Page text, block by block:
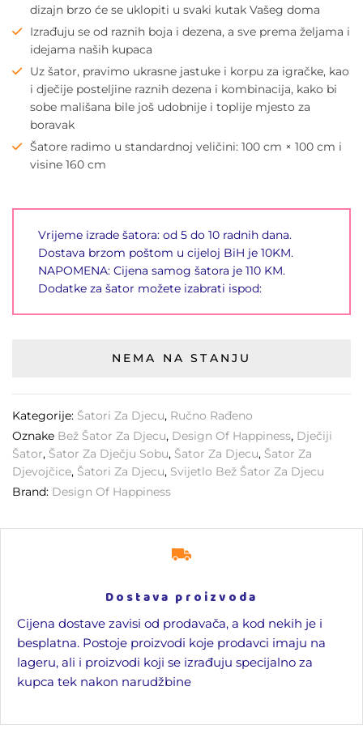
dizajn brzo će se uklopiti u svaki kutak Vašeg doma
Izrađuju se od raznih boja i dezena, a sve prema željama i
idejama naših kupaca
Uz šator, pravimo ukrasne jastuke i korpu za igračke, kao
i dječije posteljine raznih dezena i kombinacija, kako bi
sobe mališana bile još udobnije i toplije mjesto za
boravak
Šatore radimo u standardnoj veličini: 100 cm × 100 cm i
visine 160 cm
Vrijeme izrade šatora: od 5 do 10 radnih dana.
Dostava brzom poštom u cijeloj BiH je 10KM.
NAPOMENA: Cijena samog šatora je 110 KM.
Dodatke za šator možete izabrati ispod:
NEMA NA STANJU
Kategorije: Šatori Za Djecu, Ručno Rađeno
Oznake Bež Šator Za Djecu, Design Of Happiness, Dječiji
Šator, Šator Za Dječju Sobu, Šator Za Djecu, Šator Za
Djevojčice, Šatori Za Djecu, Svijetlo Bež Šator Za Djecu
Brand: Design Of Happiness
Dostava proizvoda
Cijena dostave zavisi od prodavača, a kod nekih je i
besplatna. Postoje proizvodi koje prodavci imaju na
lageru, ali i proizvodi koji se izrađuju specijalno za
kupca tek nakon narudžbine